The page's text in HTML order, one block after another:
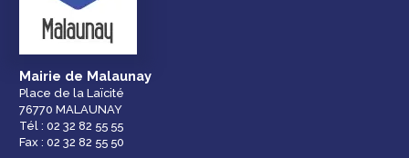
Espace famille
Mairie de Malaunay
Place de la Laïcité
76770 MALAUNAY
Tél : 02 32 82 55 55
Fax : 02 32 82 55 50